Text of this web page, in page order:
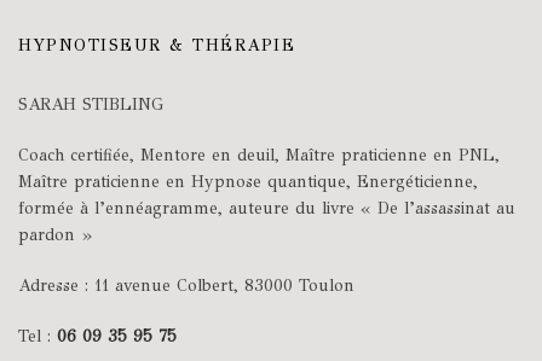
HYPNOTISEUR & THÉRAPIE
SARAH STIBLING
Coach certifiée, Mentore en deuil, Maître praticienne en PNL,
Maître praticienne en Hypnose quantique, Energéticienne,
formée à l’ennéagramme, auteure du livre « De l’assassinat au
pardon »
Adresse : 11 avenue Colbert, 83000 Toulon
Tel : 06 09 35 95 75